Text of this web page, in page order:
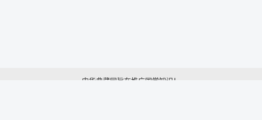
中华典藏网旨在推广国学知识！